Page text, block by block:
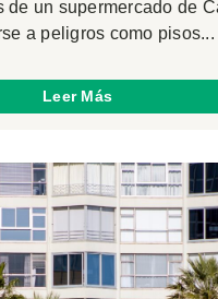
de un supermercado de
a peligros como pisos...
Leer Más